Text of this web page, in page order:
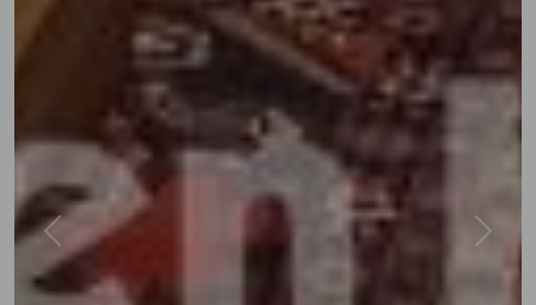
Previous Next